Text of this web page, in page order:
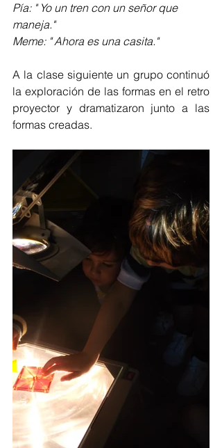
Pía: " Yo un tren con un señor que
maneja."
Meme: " Ahora es una casita."
A la clase siguiente un grupo continuó
la exploración de las formas en el retro
proyector y dramatizaron junto a las
formas creadas.